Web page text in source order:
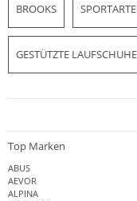
BROOKS
GESTÜTZTE LAUFSCHUHE
Top Marken
ABUS
AEVOR
ALPINA